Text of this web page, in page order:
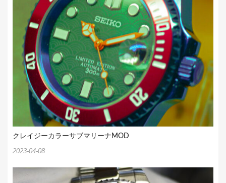
クレイジーカラーサブマリーナMOD
2023-04-08